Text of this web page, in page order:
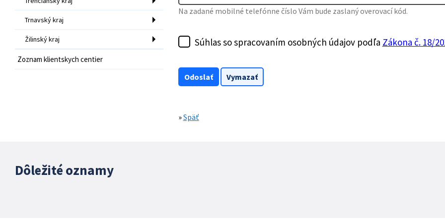
Trnavský kraj
Žilinský kraj
Zoznam klientskych centier
Na zadané mobilné telefónne číslo Vám bude zaslaný overovací kód.
Súhlas so spracovaním osobných údajov podľa Zákona č. 18/
»Späť
Dôležité oznamy